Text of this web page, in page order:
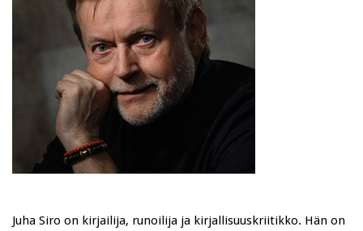
Juha Siro on kirjailija, runoilija ja kirjallisuuskriitikko. Hän on